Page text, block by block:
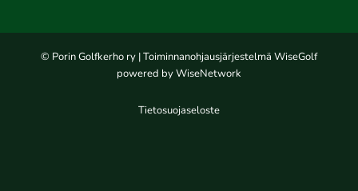
© Porin Golfkerho ry | Toiminnanohjausjärjestelmä WiseGolf
powered by WiseNetwork
Tietosuojaseloste